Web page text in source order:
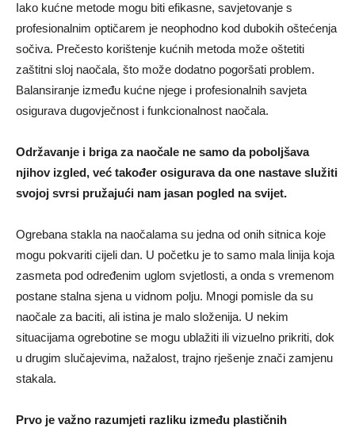
Iako kućne metode mogu biti efikasne, savjetovanje s
profesionalnim optičarem je neophodno kod dubokih oštećenja
sočiva. Prečesto korištenje kućnih metoda može oštetiti
zaštitni sloj naočala, što može dodatno pogoršati problem.
Balansiranje između kućne njege i profesionalnih savjeta
osigurava dugovječnost i funkcionalnost naočala.
Održavanje i briga za naočale ne samo da poboljšava
njihov izgled, već također osigurava da one nastave služiti
svojoj svrsi pružajući nam jasan pogled na svijet.
Ogrebana stakla na naočalama su jedna od onih sitnica koje
mogu pokvariti cijeli dan. U početku je to samo mala linija koja
zasmeta pod određenim uglom svjetlosti, a onda s vremenom
postane stalna sjena u vidnom polju. Mnogi pomisle da su
naočale za baciti, ali istina je malo složenija. U nekim
situacijama ogrebotine se mogu ublažiti ili vizuelno prikriti, dok
u drugim slučajevima, nažalost, trajno rješenje znači zamjenu
stakala.
Prvo je važno razumjeti razliku između plastičnih